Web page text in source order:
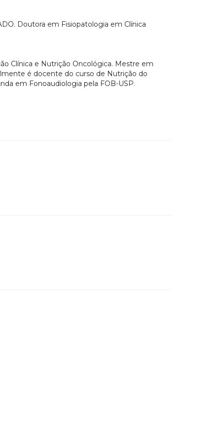
Doutora em Fisiopatologia em Clínica
Clínica e Nutrição Oncológica. Mestre em
é docente do curso de Nutrição do
em Fonoaudiologia pela FOB-USP.